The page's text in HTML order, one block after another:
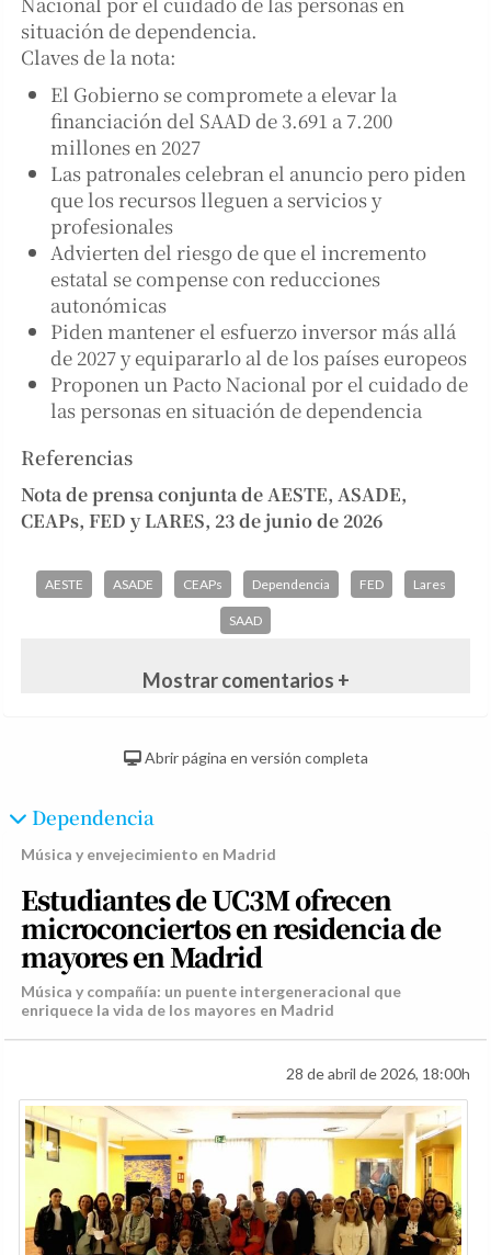
situación de dependencia.
Claves de la nota:
El Gobierno se compromete a elevar la
financiación del SAAD de 3.691 a 7.200
millones en 2027
Las patronales celebran el anuncio pero piden
que los recursos lleguen a servicios y
profesionales
Advierten del riesgo de que el incremento
estatal se compense con reducciones
autonómicas
Piden mantener el esfuerzo inversor más allá
de 2027 y equipararlo al de los países europeos
Proponen un Pacto Nacional por el cuidado de
las personas en situación de dependencia
Referencias
Nota de prensa conjunta de AESTE, ASADE,
CEAPs, FED y LARES, 23 de junio de 2026
AESTE ASADE CEAPs Dependencia FED Lares
SAAD
Mostrar comentarios +
Abrir página en versión completa
Dependencia
Música y envejecimiento en Madrid
Estudiantes de UC3M ofrecen
microconciertos en residencia de
mayores en Madrid
Música y compañía: un puente intergeneracional que
enriquece la vida de los mayores en Madrid
28 de abril de 2026, 18:00h